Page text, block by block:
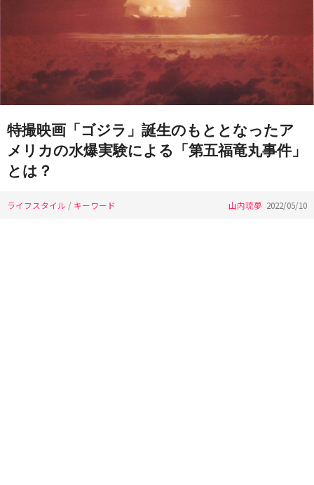
特撮映画「ゴジラ」誕生のもととなったア
メリカの水爆実験による「第五福竜丸事件」
とは？
ライフスタイル / キーワード 山内琉夢 2022/05/10